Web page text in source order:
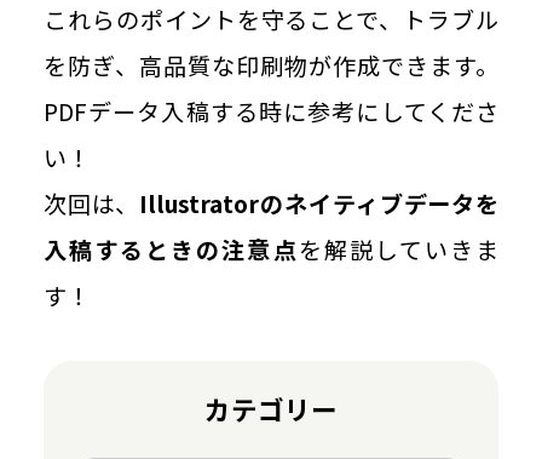
これらのポイントを守ることで、トラブル
を防ぎ、高品質な印刷物が作成できます。
PDFデータ入稿する時に参考にしてくださ
い！
次回は、 Illustratorのネイティブデータを
入稿するときの注意点を解説していきま
す！
カテゴリー